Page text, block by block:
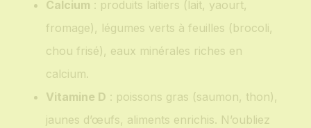
Calcium : produits laitiers (lait, yaourt,
fromage), légumes verts à feuilles (brocoli,
chou frisé), eaux minérales riches en
calcium.
Vitamine D : poissons gras (saumon, thon),
jaunes d’œufs, aliments enrichis. N’oubliez